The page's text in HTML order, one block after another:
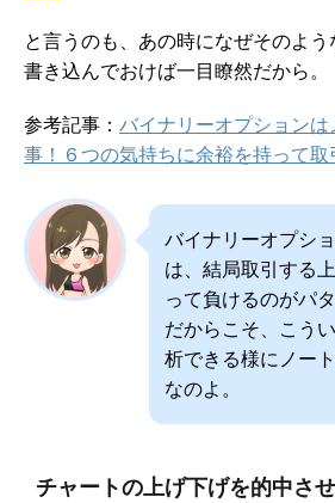
と言うのも、あの時になぜそのよう
書き込んでおけば一目瞭然だから。
参考記事： バイナリーオプション
事！６つの気持ちに余裕を持って取
バイナリーオプシ
は、結局取引する
って負けるのがパタ
だからこそ、こう
析できる様にノー
なのよ。
チャートの上げ下げを的中さ